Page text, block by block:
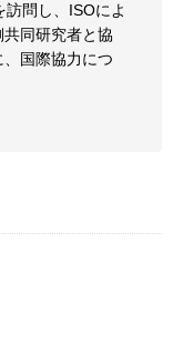
問し、ISOによ
同研究者と協
国際協力につ